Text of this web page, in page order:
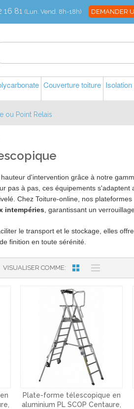
16 81 (Lun. Vend. 8h-18h) DEMANDER
Couverture toiture
ou Point Relais
d'intervention grâce à notre
pas à pas, ces équipements
Chez Toiture-online, nos
intempéries , garantissant un
le transport et le stockage, elles
finition en toute sérénité.
VISUALISER COMME
Plate-forme télescopique en
aluminium PL SCOP Centaure,